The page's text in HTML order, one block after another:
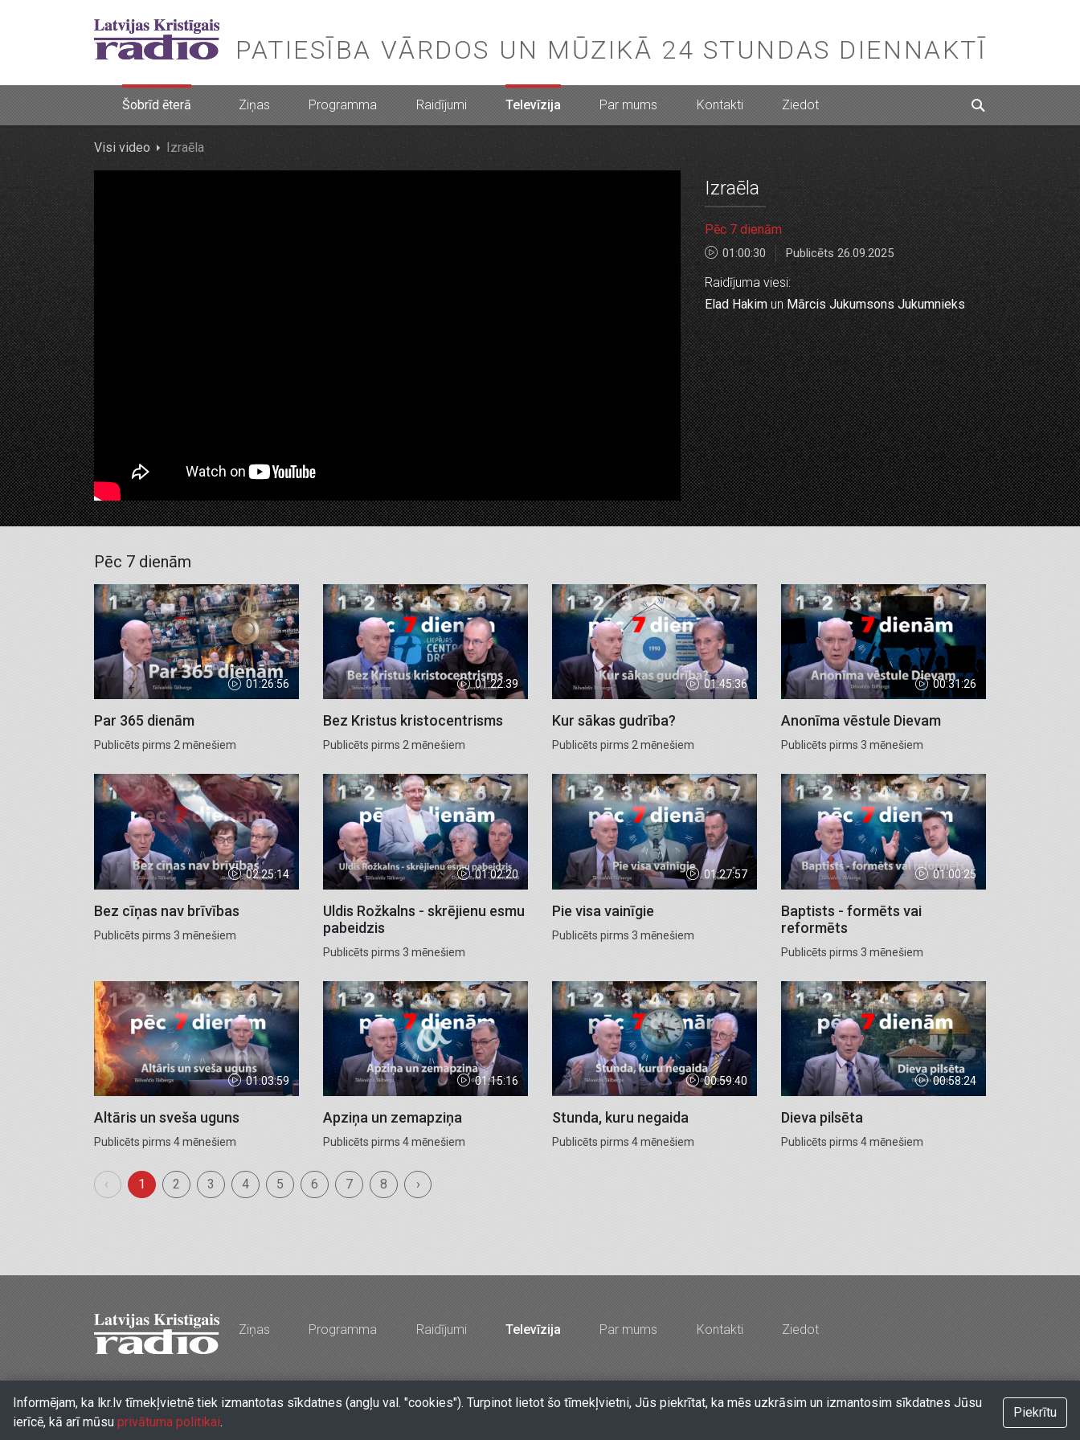
PATIESĪBA VĀRDOS UN MŪZIKĀ 24 STUNDAS DIENNAKTĪ
Šobrīd ēterā Ziņas Programma Raidījumi Televīzija Par mums Kontakti Ziedot
Visi video Izraēla
Izraēla
Pēc 7 dienām
01:00:30 Publicēts 26.09.2025
Raidījuma viesi:
Elad HakimunMārcis Jukumsons Jukumnieks
Pēc 7 dienām
01:26:56
Par 365 dienām
Publicēts pirms 2 mēnešiem
01:22:39
Bez Kristus kristocentrisms
Publicēts pirms 2 mēnešiem
01:45:36
Kur sākas gudrība?
Publicēts pirms 2 mēnešiem
00:31:26
Anonīma vēstule Dievam
Publicēts pirms 3 mēnešiem
02:25:14
Bez cīņas nav brīvības
Publicēts pirms 3 mēnešiem
01:02:20
Uldis Rožkalns - skrējienu esmu
pabeidzis
Publicēts pirms 3 mēnešiem
01:27:57
Pie visa vainīgie
Publicēts pirms 3 mēnešiem
01:00:25
Baptists - formēts vai
reformēts
Publicēts pirms 3 mēnešiem
01:03:59
Altāris un sveša uguns
Publicēts pirms 4 mēnešiem
01:15:16
Apziņa un zemapziņa
Publicēts pirms 4 mēnešiem
00:59:40
Stunda, kuru negaida
Publicēts pirms 4 mēnešiem
00:58:24
Dieva pilsēta
Publicēts pirms 4 mēnešiem
‹ 1 2 3 4 5 6 7 8 ›
Ziņas Programma Raidījumi Televīzija Par mums Kontakti Ziedot
Stabu iela 77a, Rīga, LV-1009, Latvija • Tālr. 67213704, 67210096, e-pasts lkr@lkr.lv Copyright 2026 SIA "Vārds & Co" - Latvijas Kristīgais radio
Informējam, ka lkr.lv tīmekļvietnē tiek izmantotas sīkdatnes (angļu val. "cookies"). Turpinot lietot šo tīmekļvietni, Jūs piekrītat, ka mēs uzkrāsim un izmantosim sīkdatnes Jūsu
ierīcē, kā arī mūsu privātuma politikai.
Piekrītu